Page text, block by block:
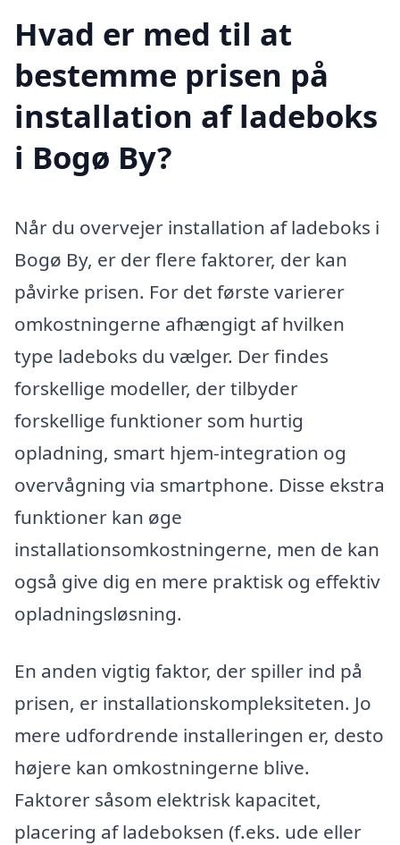
Hvad er med til at
bestemme prisen på
installation af ladeboks
i Bogø By?
Når du overvejer installation af ladeboks i
Bogø By, er der flere faktorer, der kan
påvirke prisen. For det første varierer
omkostningerne afhængigt af hvilken
type ladeboks du vælger. Der findes
forskellige modeller, der tilbyder
forskellige funktioner som hurtig
opladning, smart hjem-integration og
overvågning via smartphone. Disse ekstra
funktioner kan øge
installationsomkostningerne, men de kan
også give dig en mere praktisk og effektiv
opladningsløsning.
En anden vigtig faktor, der spiller ind på
prisen, er installationskompleksiteten. Jo
mere udfordrende installeringen er, desto
højere kan omkostningerne blive.
Faktorer såsom elektrisk kapacitet,
placering af ladeboksen (f.eks. ude eller